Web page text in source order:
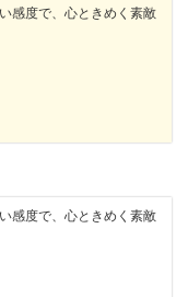
感度で、心ときめく素敵
感度で、心ときめく素敵